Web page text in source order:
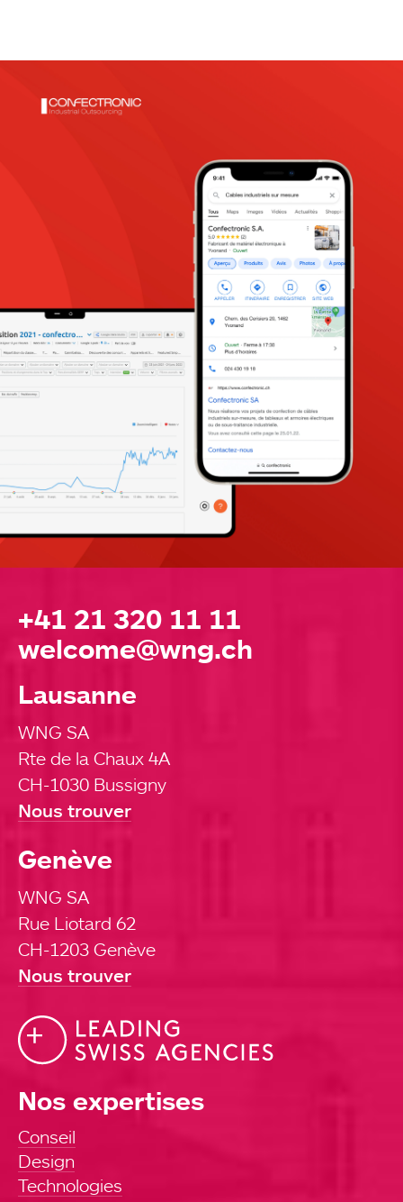
Expertises
Contact
+41 21 320 11 11
welcome@wng.ch
Lausanne
WNG SA
Rte de la Chaux 4A
CH-1030 Bussigny
Nous trouver
Genève
WNG SA
Rue Liotard 62
CH-1203 Genève
Nous trouver
Nos expertises
Conseil
Design
Technologies